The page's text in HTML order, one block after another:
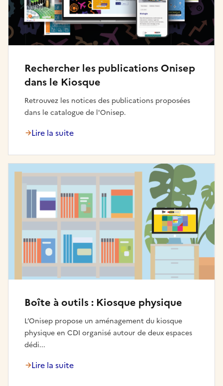
Rechercher les publications Onisep
dans le Kiosque
Retrouvez les notices des publications proposées
dans le catalogue de l'Onisep.
Lire la suite
Boîte à outils : Kiosque physique
L’Onisep propose un aménagement du kiosque
physique en CDI organisé autour de deux espaces
dédi...
Lire la suite